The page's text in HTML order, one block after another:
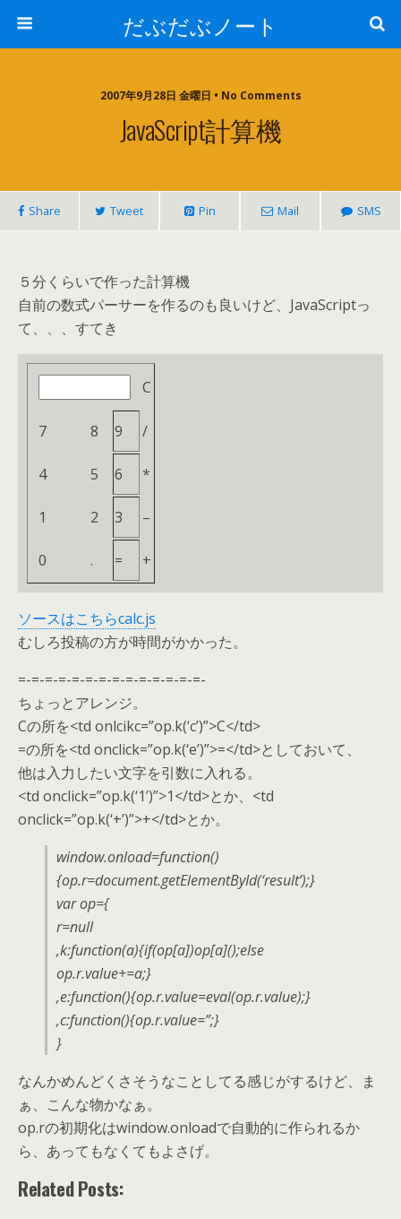
だぶだぶノート
2007年9月28日 金曜日 • No Comments
JavaScript計算機
Share Tweet Pin Mail SMS
５分くらいで作った計算機
自前の数式パーサーを作るのも良いけど、JavaScriptっ
て、、、すてき
C
7 8 9 /
4 5 6 *
1 2 3 –
0 . = +
ソースはこちらcalc.js
むしろ投稿の方が時間がかかった。
=-=-=-=-=-=-=-=-=-=-=-=-=-=-
ちょっとアレンジ。
Cの所を<td onlcikc=”op.k(‘c’)”>C</td>
=の所を<td onclick=”op.k(‘e’)”>=</td>としておいて、
他は入力したい文字を引数に入れる。
<td onclick=”op.k(‘1’)”>1</td>とか、<td
onclick=”op.k(‘+’)”>+</td>とか。
window.onload=function()
{op.r=document.getElementById(‘result’);}
var op={
r=null
,k:function(a){if(op[a])op[a]();else
op.r.value+=a;}
,e:function(){op.r.value=eval(op.r.value);}
,c:function(){op.r.value=”;}
}
なんかめんどくさそうなことしてる感じがするけど、ま
ぁ、こんな物かなぁ。
op.rの初期化はwindow.onloadで自動的に作られるか
ら、あってもなくてもよさげ。
Related Posts: